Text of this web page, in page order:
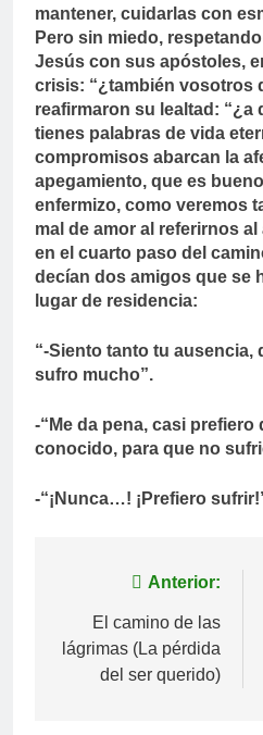
mantener, cuidarlas con
Pero sin miedo,
Jesús con sus apóstoles,
crisis: “¿también vosotros
reafirmaron su lealtad: “¿a
tienes palabras de vida
compromisos abarcan la
apegamiento, que es
enfermizo, como veremos
mal de amor al referirnos
en el cuarto paso del
decían dos amigos que se
lugar de residencia:
“-Siento tanto tu
sufro mucho”.
-“Me da pena, casi
conocido, para que no
-“¡Nunca…! ¡Prefiero
Navegación
entradas
Anterior:
El camino de las
lágrimas (La pérdida
del ser querido)